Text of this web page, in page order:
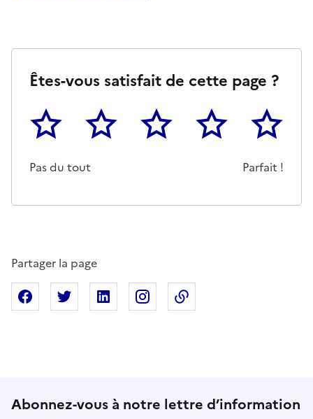
Êtes-vous satisfait de cette page ?
1
Pas du tout
2 3 4 5
Parfait !
Partager la page
Partager sur Facebook
Partager sur XPartager sur Linkedin
Partager sur Instagram
Abonnez-vous à notre lettre d’information